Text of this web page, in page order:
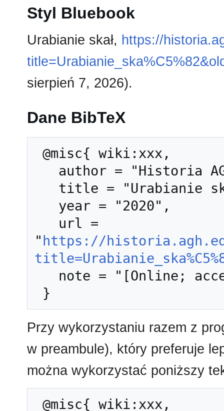
Styl Bluebook
Urabianie skał, https://
sierpień 7, 2026).
Dane BibTeX
" https://
Przy wykorzystaniu razem z
w preambule), który preferuje
można wykorzystać poniższy